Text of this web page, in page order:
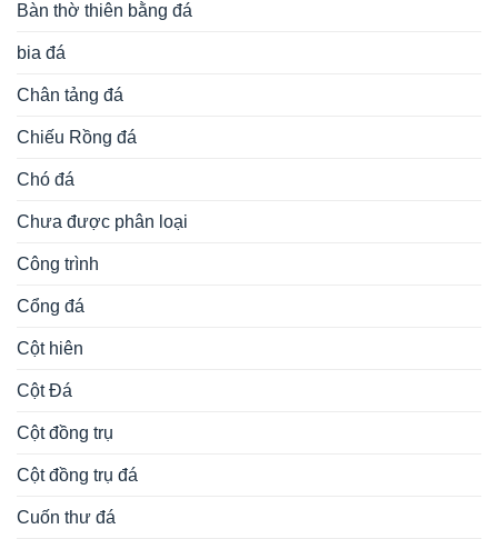
Bàn thờ thiên bằng đá
bia đá
Chân tảng đá
Chiếu Rồng đá
Chó đá
Chưa được phân loại
Công trình
Cổng đá
Cột hiên
Cột Đá
Cột đồng trụ
Cột đồng trụ đá
Cuốn thư đá